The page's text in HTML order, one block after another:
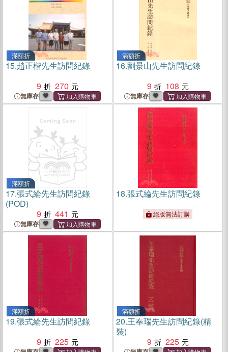
滿額折
15.趙正楷先生訪問紀錄
9
270
無庫存
滿額折
16.劉景山先生訪問紀錄
9
108
無庫存
滿額折
17.張式綸先生訪問紀錄
(POD)
9
441
無庫存
18.張式綸先生訪問紀錄
絕版無法訂購
滿額折
19.張式綸先生訪問紀錄
9
225
滿額折
20.王奉瑞先生訪問紀錄(精
裝)
9
225